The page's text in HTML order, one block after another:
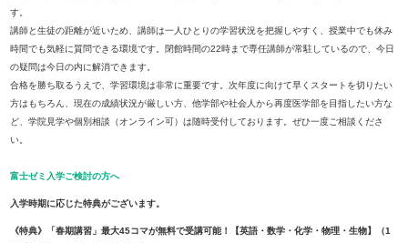
す。
講師と生徒の距離が近いため、講師は一人ひとりの学習状況を把握しやすく、授業中でも休み
時間でも気軽に質問できる環境です。閉館時間の22時まで専任講師が常駐しているので、今日
の疑問は今日の内に解消できます。
合格を勝ち取るうえで、学習環境は非常に重要です。次年度に向けて早くスタートを切りたい
方はもちろん、現在の成績状況が厳しい方、他学部や社会人から再度医学部を目指したい方な
ど、学院見学や個別相談（オンライン可）は随時受付しております。ぜひ一度ご相談くださ
い。
富士ゼミ入学ご検討の方へ
入学時期に応じた特典がございます。
《特典》「春期講習」最大45コマが無料で受講可能！【英語・数学・化学・物理・生物】（1